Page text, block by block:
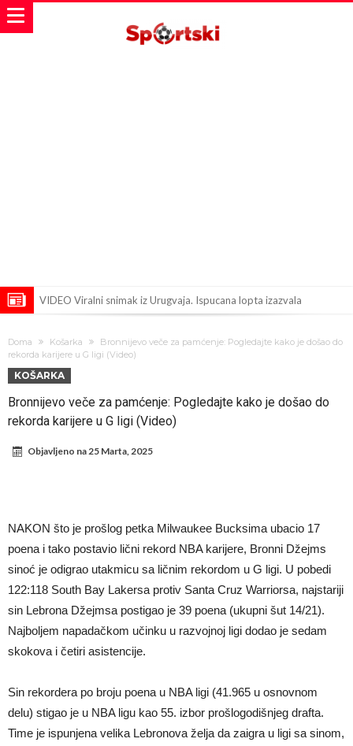
VIDEO Viralni snimak iz Urugvaja. Ispucana lopta izazvala
stigla za Ardu Gulera!
Španija na nogama, Barselona i Real u strahu: “Novi Haaland” je
odabrao!
Marciniak objasnio zašto je “pomilovao” Mesija: Navijači i stručnjaci
ne mogu da veruju šta priča
Milan smanjuje sastav
Doma Košarka
Bronnijevo veče za pamćenje: Pogledajte kako je došao do
rekorda karijere u G ligi (Video)
KOŠARKA
Bronnijevo veče za pamćenje: Pogledajte kako je došao do
rekorda karijere u G ligi (Video)
Objavljeno na25 Marta, 2025
NAKON što je prošlog petka Milwaukee Bucksima ubacio 17
poena i tako postavio lični rekord NBA karijere, Bronni Džejms
sinoć je odigrao utakmicu sa ličnim rekordom u G ligi. U pobedi
122:118 South Bay Lakersa protiv Santa Cruz Warriorsa, najstariji
sin Lebrona Džejmsa postigao je 39 poena (ukupni šut 14/21).
Najboljem napadačkom učinku u razvojnoj ligi dodao je sedam
skokova i četiri asistencije.
Sin rekordera po broju poena u NBA ligi (41.965 u osnovnom
delu) stigao je u NBA ligu kao 55. izbor prošlogodišnjeg drafta.
Time je ispunjena velika Lebronova želja da zaigra u ligi sa sinom,